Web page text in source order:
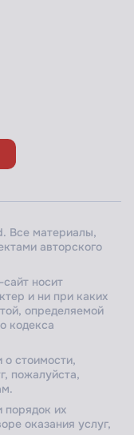
Все материалы,
авторского
носит
и ни при каких
определяемой
кодекса
стоимости,
пожалуйста,
порядок их
оказания услуг,